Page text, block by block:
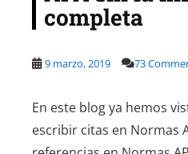
completa
9 marzo, 2019 73
En este blog ya hemos
escribir citas en Normas